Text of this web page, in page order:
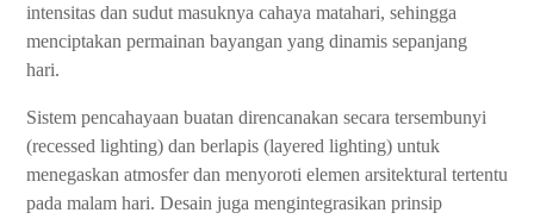
intensitas dan sudut masuknya cahaya matahari, sehingga
menciptakan permainan bayangan yang dinamis sepanjang
hari.
Sistem pencahayaan buatan direncanakan secara tersembunyi
(recessed lighting) dan berlapis (layered lighting) untuk
menegaskan atmosfer dan menyoroti elemen arsitektural tertentu
pada malam hari. Desain juga mengintegrasikan prinsip